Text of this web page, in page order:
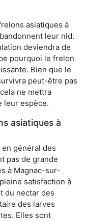
asiatiques à
leur nid.
deviendra de
pourquoi le frelon
Bien que le
peut-être pas
ne mettra
leur espèce.
asiatiques à
général des
pas de grande
à Magnac-sur-
satisfaction à
du nectar des
des larves
Elles sont